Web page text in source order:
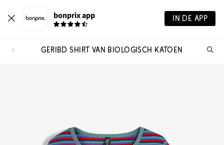
bonprix app IN DE APP
GERIBD SHIRT VAN BIOLOGISCH KATOEN